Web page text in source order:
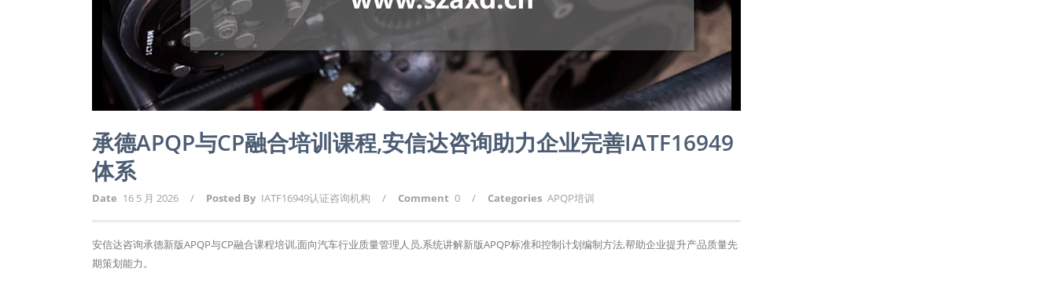
承德APQP与CP融合培训课程,安信达咨询助力企业完善IATF16949
体系
Date 16 5 月 2026 / Posted By IATF16949认证咨询机构 / Comment 0 / Categories APQP培训
安信达咨询承德新版APQP与CP融合课程培训,面向汽车行业质量管理人员,系统讲解新版APQP标准和控制计划编制方法,帮助企业提升产品质量先
期策划能力。